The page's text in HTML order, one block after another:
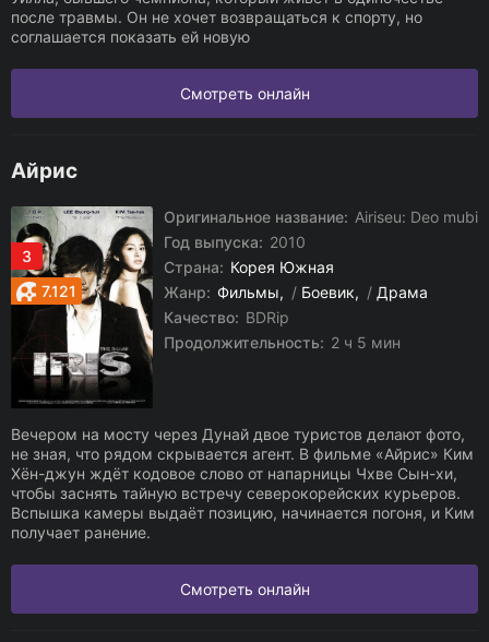
после травмы. Он не хочет возвращаться к спорту, но
соглашается показать ей новую
Смотреть онлайн
Айрис
3
7.121
Оригинальное название: Airiseu: Deo mubi
Год выпуска: 2010
Страна: Корея Южная
Жанр: Фильмы / Боевик / Драма
Качество: BDRip
Продолжительность: 2 ч 5 мин
Вечером на мосту через Дунай двое туристов делают фото,
не зная, что рядом скрывается агент. В фильме «Айрис» Ким
Хён-джун ждёт кодовое слово от напарницы Чхве Сын-хи,
чтобы заснять тайную встречу северокорейских курьеров.
Вспышка камеры выдаёт позицию, начинается погоня, и Ким
получает ранение.
Смотреть онлайн